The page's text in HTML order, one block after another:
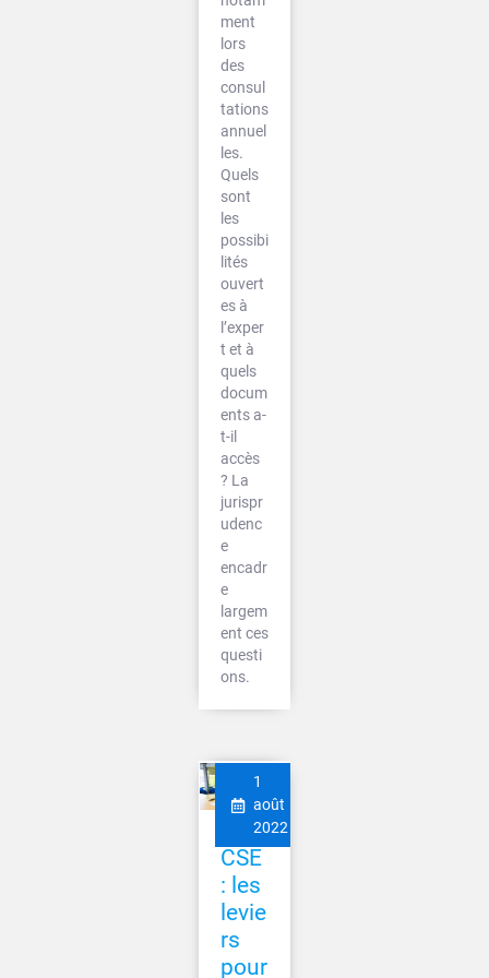
ment
lors
des
consul
tations
annuel
les.
Quels
sont
les
possibi
lités
ouvert
es à
l’exper
t et à
quels
docum
ents a-
t-il
accès
? La
jurispr
udenc
e
encadr
e
largem
ent ces
questi
ons.
1
août
2022
CSE
: les
levie
rs
pour